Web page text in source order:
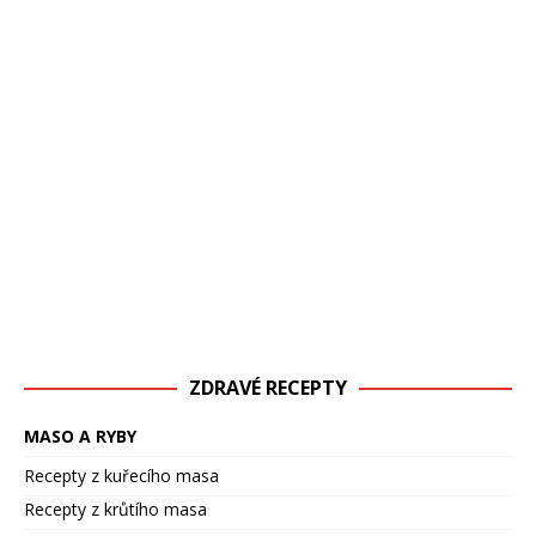
ZDRAVÉ RECEPTY
MASO A RYBY
Recepty z kuřecího masa
Recepty z krůtího masa